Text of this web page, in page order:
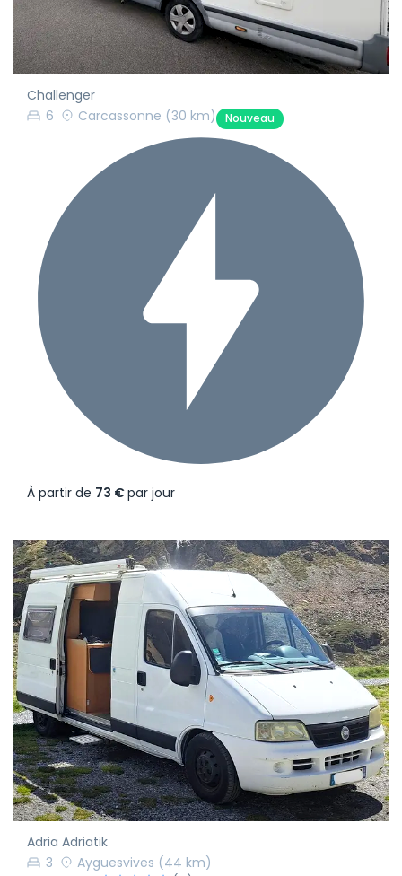
Challenger
6
Carcassonne (30 km) Nouveau
À partir de 73 €par jour
Adria Adriatik
3
Ayguesvives (44 km)